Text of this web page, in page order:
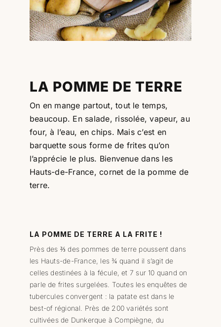
Professionnels
LA POMME DE TERRE
On en mange partout, tout le temps,
beaucoup. En salade, rissolée, vapeur, au
four, à l’eau, en chips. Mais c’est en
barquette sous forme de frites qu’on
l’apprécie le plus. Bienvenue dans les
Hauts-de-France, cornet de la pomme de
terre.
LA POMME DE TERRE A LA FRITE !
Près des ⅔ des pommes de terre poussent dans
les Hauts-de-France, les ¾ quand il s’agit de
celles destinées à la fécule, et 7 sur 10 quand on
parle de frites surgelées. Toutes les enquêtes de
tubercules convergent : la patate est dans le
best-of régional. Près de 200 variétés sont
cultivées de Dunkerque à Compiègne, du